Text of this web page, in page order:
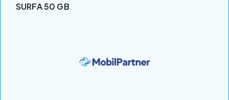
SURFA 50 GB